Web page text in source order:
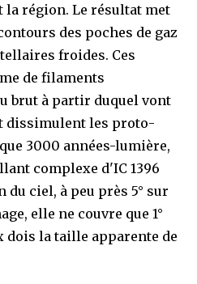
la région. Le résultat met
des poches de gaz
froides. Ces
de filaments
brut à partir duquel vont
dissimulent les proto-
3000 années-lumière,
complexe d'IC 1396
du ciel, à peu près 5° sur
elle ne couvre que 1°
dois la taille apparente de